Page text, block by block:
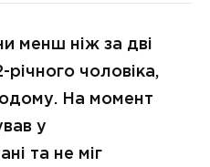
менш ніж за дві
чоловіка,
На момент
у
та не міг